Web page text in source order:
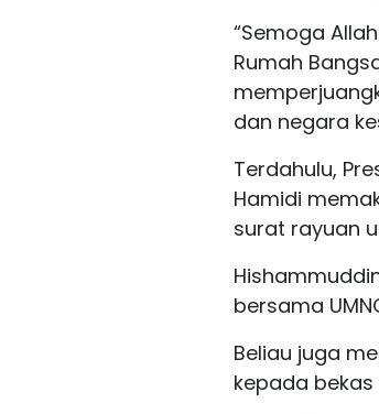
“Semoga
Rumah
dan negara
Terdahulu,
Hamidi
surat rayuan
bersama
Beliau juga
kepada